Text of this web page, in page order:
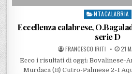
Posted in
NTACALABRIA
Eccellenza calabrese,
serie D
POSTED BY
FRANCESCO IRITI 21
Ecco i risultati di oggi: Bovalinese-
Murdaca (B) Cutro-Palmese 2-1